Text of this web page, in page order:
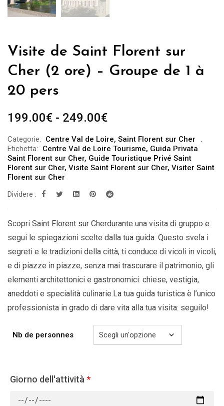
Visite de Saint Florent sur
Cher (2 ore) – Groupe de 1 à
20 pers
199.00€ - 249.00€Fascia
prezzo:
da
199.00€
a
249.00€
Categorie: Centre Val de Loire, Saint Florent sur Cher
Etichetta:
Centre Val de Loire Tourisme, Guida Privata
Saint Florent sur Cher, Guide Touristique Privé Saint
Florent sur Cher, Visite Saint Florent sur Cher, Visiter Saint
Florent sur Cher
Dividere :
Scopri Saint Florent sur Cherdurante una visita di gruppo e
segui le spiegazioni scelte dalla tua guida. Questo svela i
segreti e le tradizioni della città, ti conduce di vicoli in vicoli,
e di piazze in piazze, senza mai trascurare il patrimonio, gli
elementi architettonici e gastronomici: chiese, vestigia,
aneddoti e specialità culinarie.La tua guida turistica è l’unico
professionista in grado di dare vita alla tua visita: seguilo!
Nb de personnes
Giorno dell'attività *